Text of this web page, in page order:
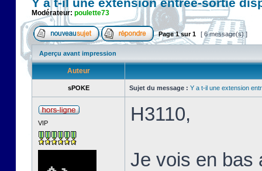
Y a t-il une extension entrée-sortie
Modérateur: poulette73
Page1sur1 [ 6 message(s) ]
Aperçu avant impression
Auteur
sPOKE Sujet du message : Y a t-il une extension
VIP H3110,
Je vois en bas